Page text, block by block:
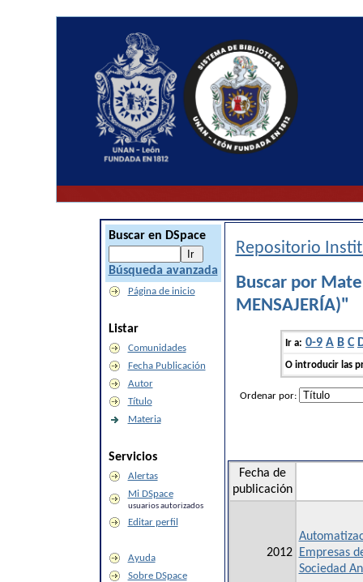
Buscar en DSpace
Búsqueda avanzada
Página de inicio
Listar
Comunidades
Fecha Publicación
Autor
Título
Materia
Servicios
Alertas
Mi DSpace
usuarios autorizados
Editar perfil
Ayuda
Sobre DSpace
Repositorio
Buscar por
MENSAJERÍA)"
Ir a: 0-9 A B C
O introducir las
Ordenar por:
Fecha de
publicación
2012 Empresas
Sociedad